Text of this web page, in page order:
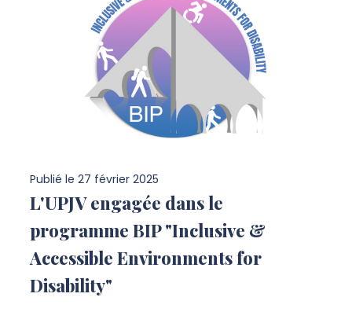
Publié le 27 février 2025
L'UPJV engagée dans le
programme BIP "Inclusive &
Accessible Environments for
Disability"